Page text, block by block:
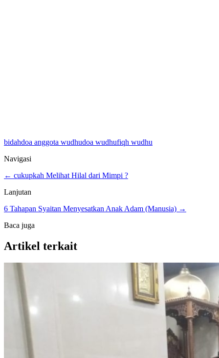
bidahdoa anggota wudhudoa wudhufiqh wudhu
Navigasi
← cukupkah Melihat Hilal dari Mimpi ?
Lanjutan
6 Tahapan Syaitan Menyesatkan Anak Adam (Manusia) →
Baca juga
Artikel terkait